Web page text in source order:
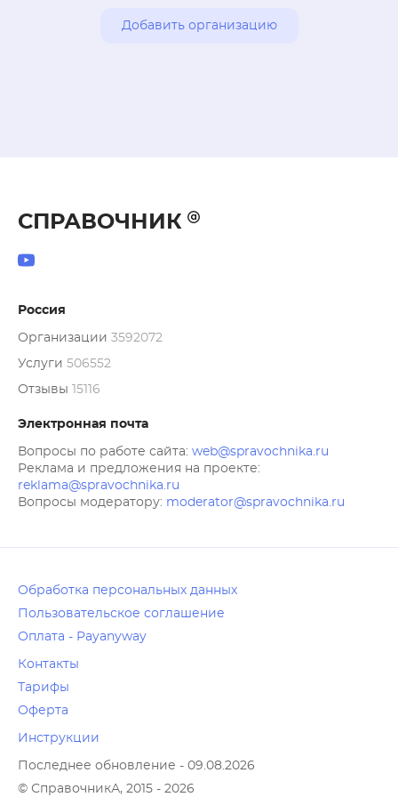
Добавить организацию
СПРАВОЧНИК
Россия
Организации 3592072
Услуги 506552
Отзывы 15116
Электронная почта
Вопросы по работе сайта: web@spravochnika.ru
Реклама и предложения на проекте:
reklama@spravochnika.ru
Вопросы модератору: moderator@spravochnika.ru
Обработка персональных данных
Пользовательское соглашение
Оплата - Payanyway
Контакты
Тарифы
Оферта
Инструкции
Последнее обновление - 09.08.2026
© СправочникА, 2015 - 2026